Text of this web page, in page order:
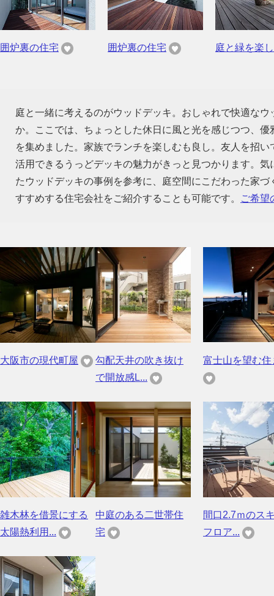
囲炉裏の住宅 囲炉裏の住宅 庭と緑を楽
庭と一緒に考えるのがウッドデッキ。おしゃれで快適な
か。ここでは、ちょっとした休日に風と光を感じつつ、
を集めました。家族でランチを楽しむも良し。友人を招
活用できるうっどデッキの魅力がきっと見つかります。
たウッドデッキの事例を参考に、庭空間にこだわった家
すすめする住宅会社をご紹介することも可能です。
ご希望
大阪市の現代町屋
勾配天井の吹き抜け
で開放感L...
富士山を望む住
雑木林を借景にする
太陽熱利用...
中庭のある二世帯住
宅
間口2.7ｍのス
フロア...